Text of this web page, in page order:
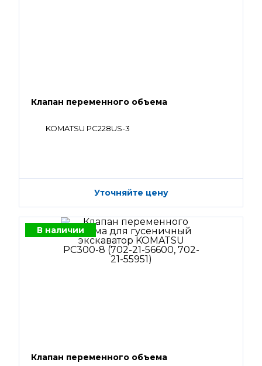
Клапан переменного объема
KOMATSU PC228US-3
Уточняйте цену
В наличии
Клапан переменного объема